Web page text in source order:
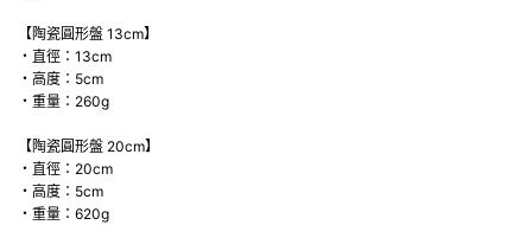
【陶瓷圓形盤 13cm】
・直徑：13cm
・高度：5cm
・重量：260g
【陶瓷圓形盤 20cm】
・直徑：20cm
・高度：5cm
・重量：620g